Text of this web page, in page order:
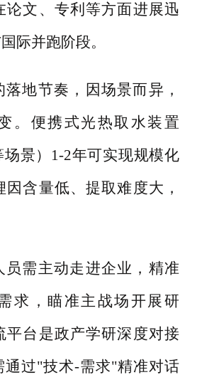
论文、专利等方面进展迅
际并跑阶段。
地节奏，因场景而异，
。便携式光热取水装置
景） 1-2年可实现规模化
含量低、提取难度大，
员需主动走进企业，精准
求，瞄准主战场开展研
平台是政产学研深度对接
通过"技术-需求"精准对话